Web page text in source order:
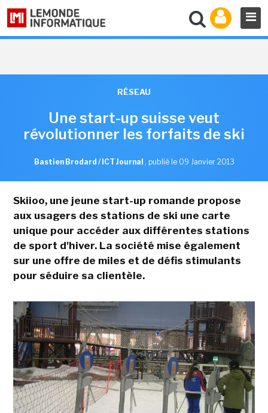
RÉSEAU
Une start-up suisse veut
révolutionner les forfaits de ski
Bastien Brodard / ICT Journal , publié le 09 Janvier 2013
Skiioo, une jeune start-up romande propose
aux usagers des stations de ski une carte
unique pour accéder aux différentes stations
de sport d'hiver. La société mise également
sur une offre de miles et de défis stimulants
pour séduire sa clientèle.